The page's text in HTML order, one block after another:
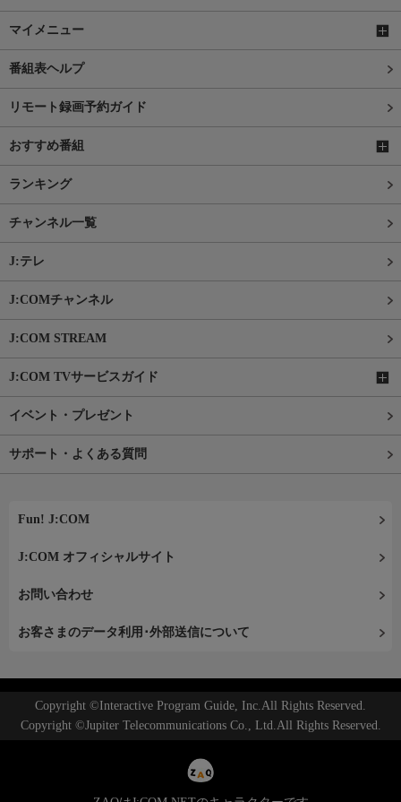
マイメニュー
番組表ヘルプ
リモート録画予約ガイド
おすすめ番組
ランキング
チャンネル一覧
J:テレ
J:COMチャンネル
J:COM STREAM
J:COM TVサービスガイド
イベント・プレゼント
サポート・よくある質問
Fun! J:COM
J:COM オフィシャルサイト
お問い合わせ
お客さまのデータ利用･外部送信について
Copyright ©Interactive Program Guide, Inc.All Rights Reserved.
Copyright ©Jupiter Telecommunications Co., Ltd.All Rights Reserved.